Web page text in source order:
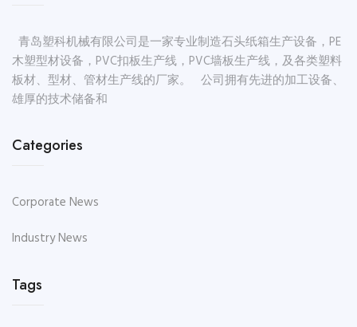
青岛塑科机械有限公司是一家专业制造石头纸箱生产设备，PE
木塑型材设备，PVC扣板生产线，PVC墙板生产线，及各类塑料
板材、型材、管材生产线的厂家。 公司拥有先进的加工设备、
雄厚的技术储备和
Categories
Corporate News
Industry News
Tags